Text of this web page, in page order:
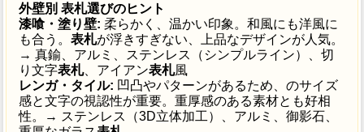
外壁別 表札選びのヒント
漆喰・塗り壁: 柔らかく、温かい印象。和風にも洋風に
も合う。 表札が浮きすぎない、上品なデザインが人気。
→ 真鍮、アルミ、ステンレス（シンプルライン）、切
り文字表札、アイアン表札風
レンガ・タイル: 凹凸やパターンがあるため、のサイズ
感と文字の視認性が重要。重厚感のある素材とも好相
性。→ ステンレス（3D立体加工）、アルミ、御影石、